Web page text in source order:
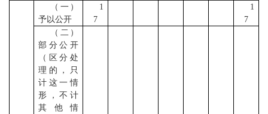
（一）
予以公开
1
7
1
7
（二）
部分公开
（区分处
理的，只
计这一情
形，不计
其他情